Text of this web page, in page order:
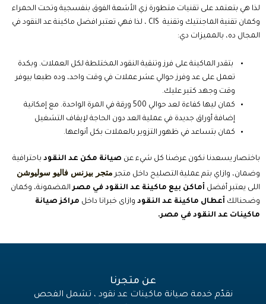
لذا هي بتعتمد على تقنيات متطورة زي الأشعة الفوق بنفسجية وتحت الحمراء
وكمان تقنية الماجنتيك وتقنية CIS ، لذا فهي تعتبر افضل ماكينة عد النقود في
المجال ده، بالمميزات دي:
بتقدر الماكينة على فرز وتنقية النقود المختلطة لكل العملات. وبكدة
تعمل على عد وفرز حوالي عشر عملات في وقت واحد، وده طبعا بيوفر
وقت وجهد كتير عليك.
كمان ليها كفاءة لعد حوالي 500 ورقة في المرة الواحدة. مع إمكانية
إضافة أوراق جديدة في عملية العد دون الحاجة لإيقاف التشغيل
كمان بتساعد في ظهور التزوير بالعملات بكل أنواعها.
باختصار يسعدنا نكون عرضنا كل شيء عن صيانة مكن عد النقود باحترافية
وضمان، وازاي بتم عملية التصليح داخل متجرمتجر بيزنس فاليو سوليوشن
اللى يعتبر أفضل أماكن بيع ماكينة عد النقود في مصر المضمونة، وكمان
وضحنالك أعطال ماكينة عد النقود وازاى خبرانا داخل مراكز صيانة
ماكينات عد النقود في مصر.
عن متجرنا
نقدّم خدمة صيانة ماكينات عد نقود ، تشمل الفحص